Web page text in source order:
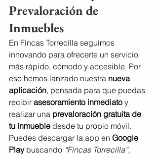
Prevaloración de
Inmuebles
En Fincas Torrecilla seguimos
innovando para ofrecerte un servicio
más rápido, cómodo y accesible. Por
eso hemos lanzado nuestra nueva
aplicación, pensada para que puedas
recibir asesoramiento inmediato y
realizar una prevaloración gratuita de
tu inmueble desde tu propio móvil.
Puedes descargar la app en Google
Play buscando “Fincas Torrecilla”,